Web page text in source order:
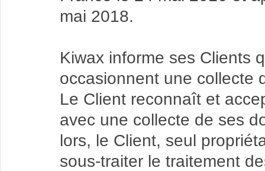
mai 2018.
Kiwax informe ses Clients
occasionnent une collecte
Le Client reconnaît et
avec une collecte de ses
lors, le Client, seul
sous-traiter le traitement